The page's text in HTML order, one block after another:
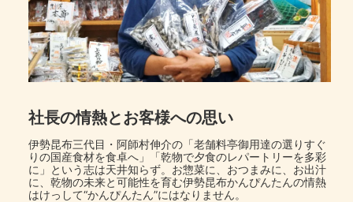
社長の情熱とお客様への思い
伊勢昆布三代目・阿師村伸介の「老舗料亭御用達の選りすぐ
りの国産食材を食卓へ」「乾物で夕食のレパートリーを多彩
に」という志は天井知らず。お惣菜に、おつまみに、お出汁
に、乾物の未来と可能性を育む伊勢昆布かんぴんたんの情熱
はけっして“かんぴんたん”にはなりません。